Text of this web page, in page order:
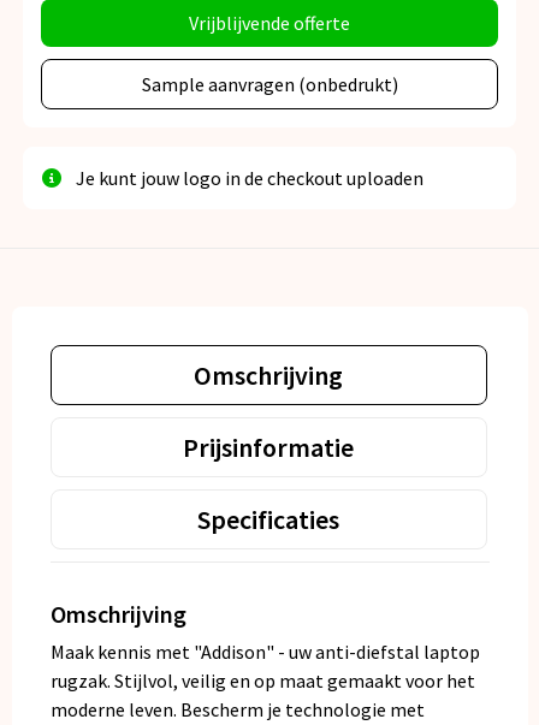
Vrijblijvende offerte
Sample aanvragen (onbedrukt)
Je kunt jouw logo in de checkout uploaden
Omschrijving
Prijsinformatie
Specificaties
Omschrijving
Maak kennis met "Addison" - uw anti-diefstal laptop
rugzak. Stijlvol, veilig en op maat gemaakt voor het
moderne leven. Bescherm je technologie met